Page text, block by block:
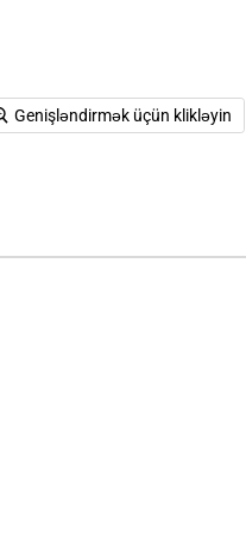
Genişləndirmək üçün klikləyin